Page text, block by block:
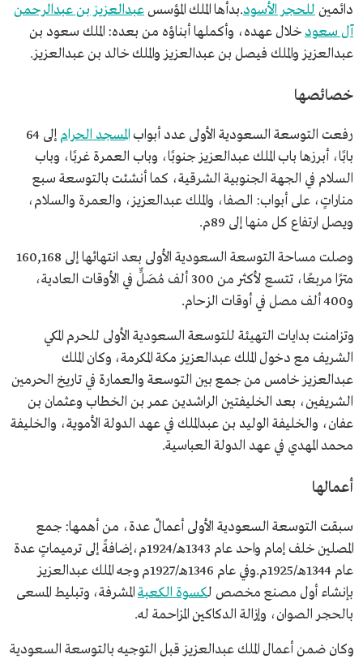
دائمين للحجر الأسود.بدأها الملك المؤسسعبدالعزيز بن عبدالرحمن
آل سعود خلال عهده، وأكملها أبناؤه من بعده: الملك سعود بن
عبدالعزيز والملك فيصل بن عبدالعزيز والملك خالد بن عبدالعزيز.
خصائصها
رفعت التوسعة السعودية الأولى عدد أبوابالمسجد الحرام
إلى 64
بابًا، أبرزها باب الملك عبدالعزيز جنوبًا، وباب العمرة غربًا، وباب
السلام في الجهة الجنوبية الشرقية، كما أنشئت بالتوسعة سبع
مناراتٍ، على أبواب: الصفا، والملك عبدالعزيز، والعمرة والسلام،
ويصل ارتفاع كل منها إلى 89م.
وصلت مساحة التوسعة السعودية الأولى بعد انتهائها إلى 160,168
مترًا مربعًا، تتسع لأكثر من 300 ألف مُصَلٍّ في الأوقات العادية،
و400 ألف مصل في أوقات الزحام.
وتزامنت بدايات التهيئة للتوسعة السعودية الأولى للحرم المكي
الشريف مع دخول الملك عبدالعزيز مكة المكرمة، وكان الملك
عبدالعزيز خامس من جمع بين التوسعة والعمارة في تاريخ الحرمين
الشريفين، بعد الخليفتين الراشدين عمر بن الخطاب وعثمان بن
عفان، والخليفة الوليد بن عبدالملك في عهد الدولة الأموية، والخليفة
محمد المهدي في عهد الدولة العباسية.
أعمالها
سبقت التوسعة السعودية الأولى أعمالٌ عدة، من أهمها: جمع
المصلين خلف إمام واحد عام 1343هـ/1924م،إضافةً إلى ترميماتٍ عدة
عام 1344هـ/1925م.وفي عام 1346هـ/1927م وجه الملك عبدالعزيز
بإنشاء أول مصنع مخصص لكسوة الكعبةالمشرفة، وتبليط المسعى
بالحجر الصوان، وإزالة الدكاكين المزاحمة له.
وكان ضمن أعمال الملك عبدالعزيز قبل التوجيه بالتوسعة السعودية